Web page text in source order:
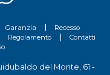
Garanzia
Recesso
Regolamento
Contatti
del Monte, 61 -